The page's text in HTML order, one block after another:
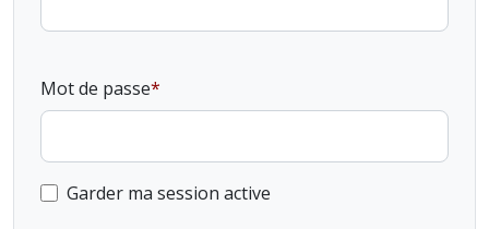
Mot de passe
Garder ma session active